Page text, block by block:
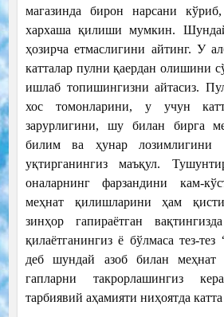
магазинда бирон нарсани
хархаша қилиши мумкин.
ҳозирча етмаслигини айтинг. У
катталар пулни қаердан олишини
ишлаб топишингизни айтасиз.
хос томонларини, у учун
зарурлигини, шу билан бирга
билим ва ҳунар лозимлигини
уқтирганингиз маъқул.
оналарнинг фарзандини кам-
меҳнат қилишларини ҳам
зинҳор гапираётган
қилаётганингиз ё бўлмаса тез-
деб шундай азоб билан меҳнат
гапларни такрорлашингиз
тарбиявий аҳамияти ниҳоятда